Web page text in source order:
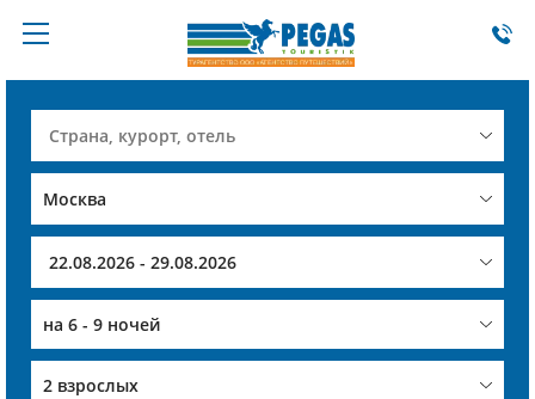
на 6 - 9 ночей
2 взрослых